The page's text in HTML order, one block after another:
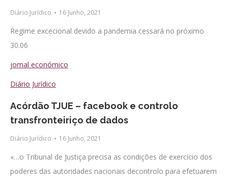
Diário Jurídico 16 Junho, 2021
Regime excecional devido a pandemia cessará no próximo
30.06
jornal económico
Diário Jurídico
Acórdão TJUE – facebook e controlo
transfronteiriço de dados
Diário Jurídico 16 Junho, 2021
«…o Tribunal de Justiça precisa as condições de exercício dos
poderes das autoridades nacionais decontrolo para efetuarem